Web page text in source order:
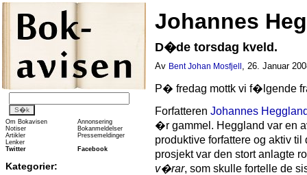
Om Bokavisen
Annonsering
Notiser
Bokanmeldelser
Artikler
Pressemeldinger
Lenker
Twitter
Facebook
Kategorier:
Johannes
D�de torsdag kveld.
Av Bent Johan Mosfjell , 26. Januar
P� fredag mottk vi f�lgende
Forfatteren Johannes
�r gammel. Heggland var en
produktive forfattere og aktiv til
prosjekt var den stort anlagte
v�rar, som skulle fortelle de